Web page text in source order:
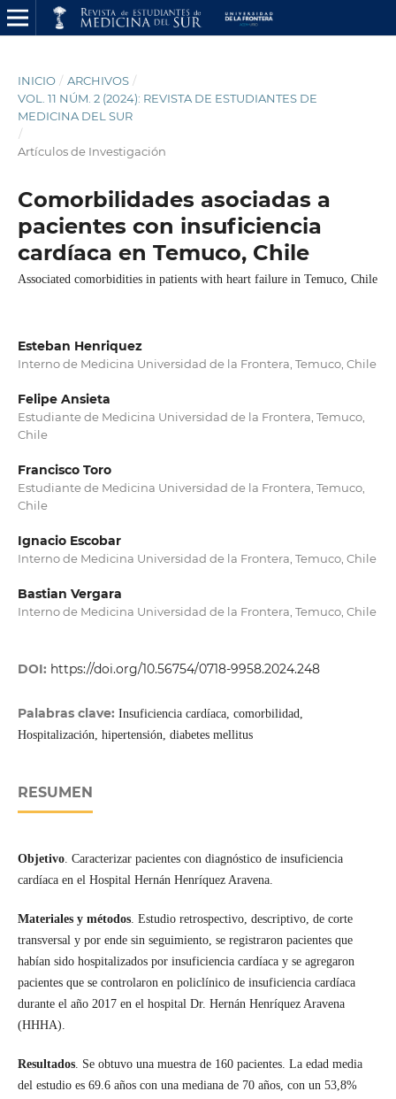
INICIO / ARCHIVOS /
VOL. 11 NÚM. 2 (2024): REVISTA DE ESTUDIANTES DE
MEDICINA DEL SUR
/
Artículos de Investigación
Comorbilidades asociadas a
pacientes con insuficiencia
cardíaca en Temuco, Chile
Associated comorbidities in patients with heart failure in Temuco, Chile
Esteban Henriquez
Interno de Medicina Universidad de la Frontera, Temuco, Chile
Felipe Ansieta
Estudiante de Medicina Universidad de la Frontera, Temuco,
Chile
Francisco Toro
Estudiante de Medicina Universidad de la Frontera, Temuco,
Chile
Ignacio Escobar
Interno de Medicina Universidad de la Frontera, Temuco, Chile
Bastian Vergara
Interno de Medicina Universidad de la Frontera, Temuco, Chile
DOI: https://doi.org/10.56754/0718-9958.2024.248
Palabras clave: Insuficiencia cardíaca, comorbilidad,
Hospitalización, hipertensión, diabetes mellitus
RESUMEN
Objetivo. Caracterizar pacientes con diagnóstico de insuficiencia
cardíaca en el Hospital Hernán Henríquez Aravena.
Materiales y métodos. Estudio retrospectivo, descriptivo, de corte
transversal y por ende sin seguimiento, se registraron pacientes que
habían sido hospitalizados por insuficiencia cardíaca y se agregaron
pacientes que se controlaron en policlínico de insuficiencia cardíaca
durante el año 2017 en el hospital Dr. Hernán Henríquez Aravena
(HHHA).
Resultados. Se obtuvo una muestra de 160 pacientes. La edad media
del estudio es 69.6 años con una mediana de 70 años, con un 53,8%